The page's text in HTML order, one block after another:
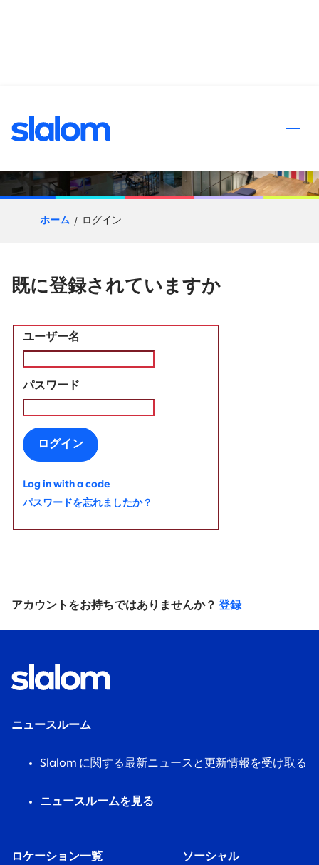
応募プロセス
ホーム ログイン
既に登録されていますか
ユーザー名
パスワード
ログイン
Log in with a code
パスワードを忘れましたか？
アカウントをお持ちではありませんか？ 登録
ニュースルーム
Slalom に関する最新ニュースと更新情報を受け取る
ニュースルームを見る
ロケーション一覧 ソーシャル